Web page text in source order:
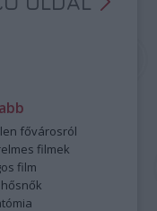
fővárosról
filmek
film